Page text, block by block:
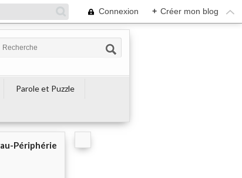
Connexion + Créer mon blog
Parole et Puzzle
Périphérie